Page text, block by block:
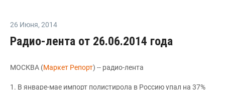
26 Июня, 2014
Радио-лента от 26.06.2014 года
МОСКВА (Маркет Репорт) -- радио-лента
1. В январе-мае импорт полистирола в Россию упал на 37%